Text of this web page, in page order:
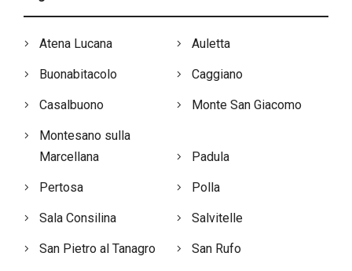
Atena Lucana Auletta
Buonabitacolo Caggiano
Casalbuono Monte San Giacomo
Montesano sulla
Marcellana
Padula
Pertosa Polla
Sala Consilina Salvitelle
San Pietro al Tanagro San Rufo